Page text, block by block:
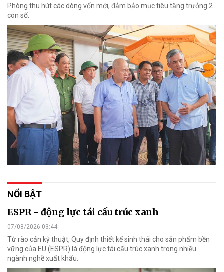
Phòng thu hút các dòng vốn mới, đảm bảo mục tiêu tăng trưởng 2
con số.
NỔI BẬT
ESPR - động lực tái cấu trúc xanh
07/08/2026 03:44
Từ rào cản kỹ thuật, Quy định thiết kế sinh thái cho sản phẩm bền
vững của EU (ESPR) là động lực tái cấu trúc xanh trong nhiều
ngành nghề xuất khẩu.